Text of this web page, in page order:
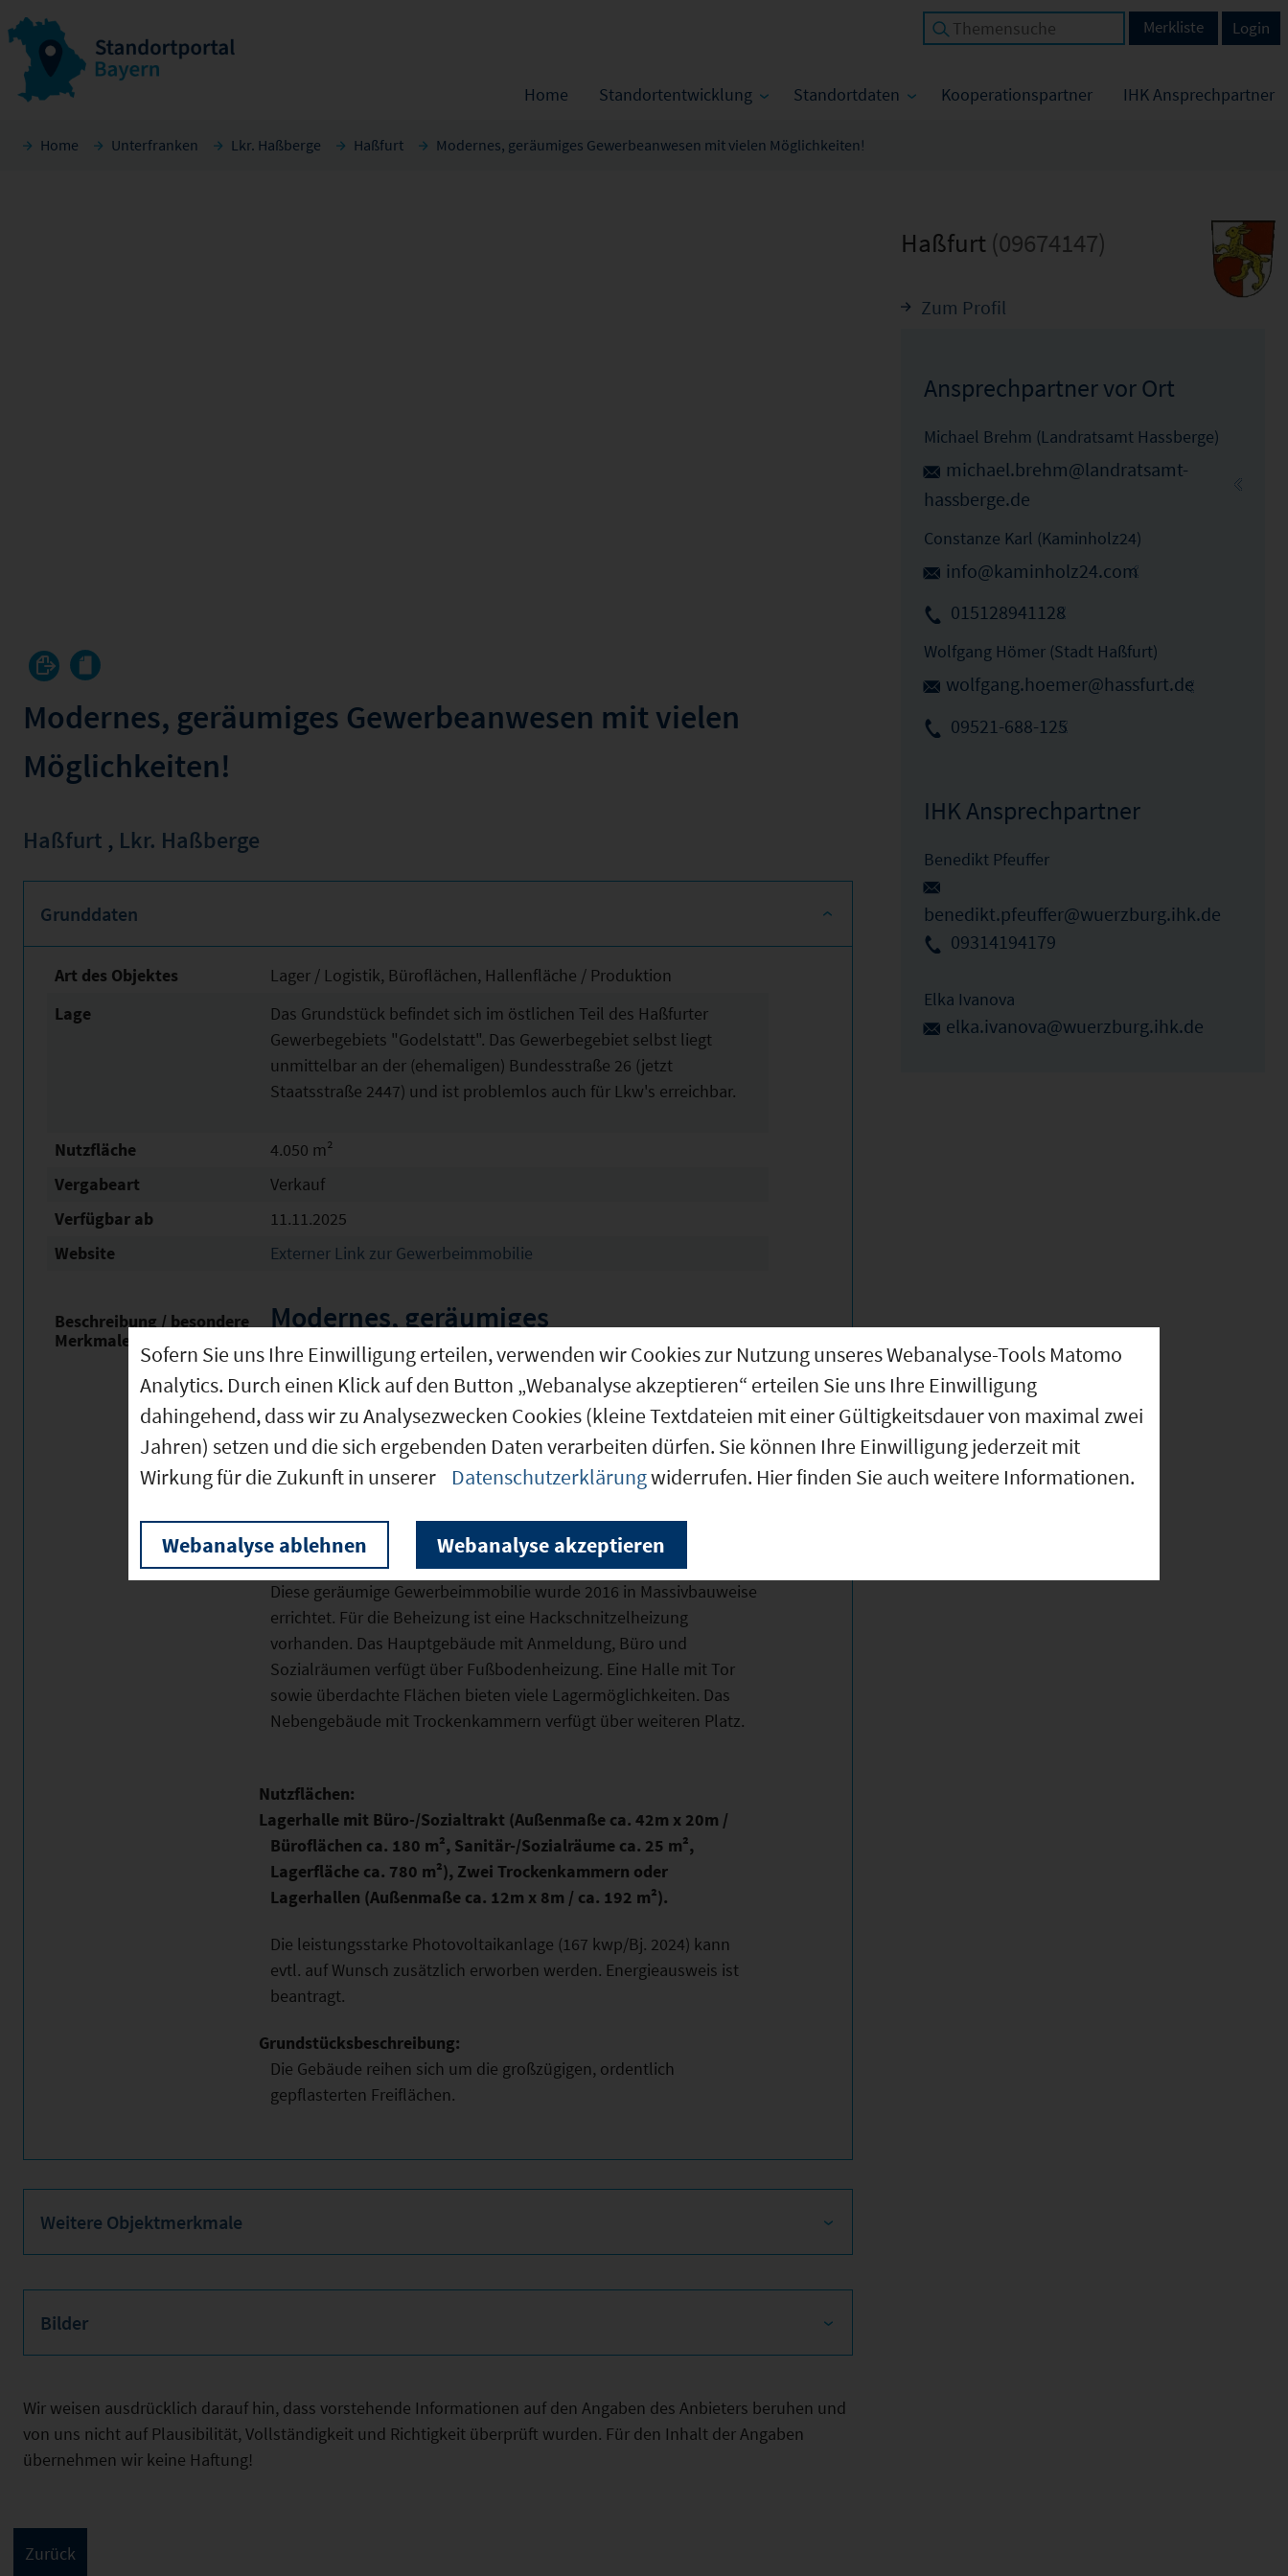
Home Standortentwicklung Standortdaten Kooperationspartner IHK Ansprechpartner
Login
Merkliste
Home Unterfranken Lkr. Haßberge Haßfurt Modernes, geräumiges Gewerbeanwesen mit vielen Möglichkeiten!
Modernes, geräumiges Gewerbeanwesen mit vielen
Möglichkeiten!
Haßfurt , Lkr. Haßberge
Grunddaten
Art des Objektes
Lager / Logistik, Büroflächen, Hallenfläche / Produktion
Lage
Das Grundstück befindet sich im östlichen Teil des Haßfurter
Gewerbegebiets "Godelstatt". Das Gewerbegebiet selbst liegt
unmittelbar an der (ehemaligen) Bundesstraße 26 (jetzt
Staatsstraße 2447) und ist problemlos auch für Lkw's erreichbar.
Nutzfläche
4.050 m²
Vergabeart
Verkauf
Verfügbar ab
11.11.2025
Website
Externer Link zur Gewerbeimmobilie
Beschreibung / besondere
Merkmale
Modernes, geräumiges
Gewerbeanwesen mit Freiflächen und
Nebengebäude im Gewerbegebiet
"Godelstatt".
Hauptgebäude räumlich:
EG: Eingangsbereich mit Anmeldung, Büro, Essküche, zwei sep. WC
(1x mit Dusche), Halle mit Werkstatt/Montagegrube und Tor sowie
Treppe zum DG, Abstellraum, Heizraum, überdachte Lagerfläche.
DG: Sozialräume, DU/WC.
Diese geräumige Gewerbeimmobilie wurde 2016 in Massivbauweise
errichtet. Für die Beheizung ist eine Hackschnitzelheizung
vorhanden. Das Hauptgebäude mit Anmeldung, Büro und
Sozialräumen verfügt über Fußbodenheizung. Eine Halle mit Tor
sowie überdachte Flächen bieten viele Lagermöglichkeiten. Das
Nebengebäude mit Trockenkammern verfügt über weiteren Platz.
Nutzflächen:
Lagerhalle mit Büro-/Sozialtrakt (Außenmaße ca. 42m x 20m /
Büroflächen ca. 180 m², Sanitär-/Sozialräume ca. 25 m²,
Lagerfläche ca. 780 m²), Zwei Trockenkammern oder
Lagerhallen (Außenmaße ca. 12m x 8m / ca. 192 m²).
Die leistungsstarke Photovoltaikanlage (167 kwp/Bj. 2024) kann
evtl. auf Wunsch zusätzlich erworben werden. Energieausweis ist
beantragt.
Grundstücksbeschreibung:
Die Gebäude reihen sich um die großzügigen, ordentlich
gepflasterten Freiflächen.
Weitere Objektmerkmale
Bilder
Wir weisen ausdrücklich darauf hin, dass vorstehende Informationen auf den Angaben des Anbieters beruhen und
von uns nicht auf Plausibilität, Vollständigkeit und Richtigkeit überprüft wurden. Für den Inhalt der Angaben
übernehmen wir keine Haftung!
Haßfurt (09674147)
Zum Profil
Ansprechpartner vor Ort
Michael Brehm (Landratsamt Hassberge)
michael.brehm@landratsamt-
hassberge.de
Constanze Karl (Kaminholz24)
info@kaminholz24.com
015128941128
Wolfgang Hömer (Stadt Haßfurt)
wolfgang.hoemer@hassfurt.de
09521-688-125
IHK Ansprechpartner
Benedikt Pfeuffer
benedikt.pfeuffer@wuerzburg.ihk.de
09314194179
Elka Ivanova
elka.ivanova@wuerzburg.ihk.de
Sofern Sie uns Ihre Einwilligung erteilen, verwenden wir Cookies zur Nutzung unseres Webanalyse-Tools Matomo
Analytics. Durch einen Klick auf den Button „Webanalyse akzeptieren“ erteilen Sie uns Ihre Einwilligung
dahingehend, dass wir zu Analysezwecken Cookies (kleine Textdateien mit einer Gültigkeitsdauer von maximal zwei
Jahren) setzen und die sich ergebenden Daten verarbeiten dürfen. Sie können Ihre Einwilligung jederzeit mit
Wirkung für die Zukunft in unserer
Datenschutzerklärungwiderrufen. Hier finden Sie auch weitere Informationen.
Webanalyse ablehnen Webanalyse akzeptieren